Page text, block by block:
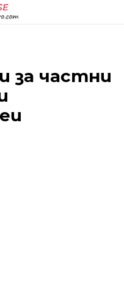
за частни